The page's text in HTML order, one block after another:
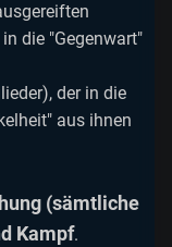
die "Gegenwart"
der in die
aus ihnen
(sämtliche
Kampf.